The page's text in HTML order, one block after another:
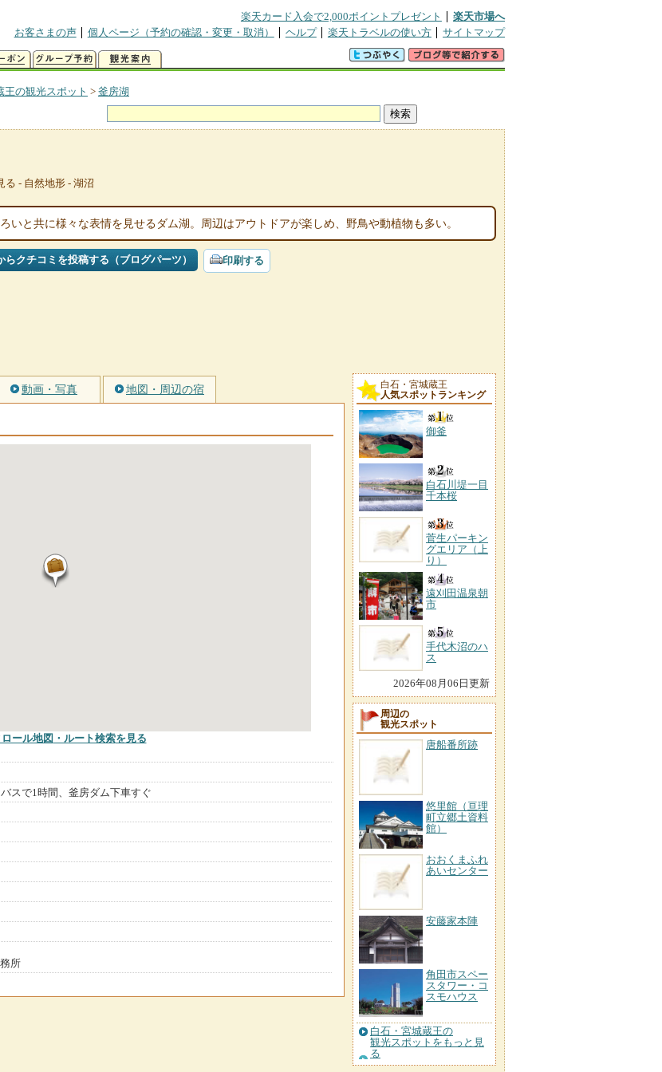
楽天カード入会で2,000ポイントプレゼント
楽天市場へ
お客さまの声
個人ページ（予約の確認・変更・取消） ヘルプ 楽天トラベルの使い方 サイトマップ
王の観光スポット > 釜房湖
る - 自然地形 - 湖沼
いと共に様々な表情を見せるダム湖。周辺はアウトドアが楽しめ、野鳥や動植物も多い。
らクチコミを投稿する（ブログパーツ） 印刷する
動画・写真 地図・周辺の宿
ール地図 ・ルート検索を見る
スで1時間、釜房ダム下車すぐ
所
白石・宮城蔵王
人気スポットランキング
御釜
白石川堤一目
千本桜
菅生パーキン
グエリア（上
り）
遠刈田温泉朝
市
手代木沼のハ
ス
2026年08月06日更新
周辺の
観光スポット
唐船番所跡
悠里館（亘理
町立郷土資料
館）
おおくまふれ
あいセンター
安藤家本陣
角田市スペー
スタワー・コ
スモハウス
白石・宮城蔵王の
観光スポットをもっと見
る